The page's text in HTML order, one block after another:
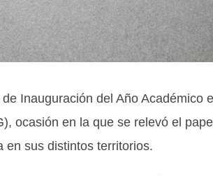
Inauguración del Año Académico
ocasión en la que se relevó el
en sus distintos territorios.